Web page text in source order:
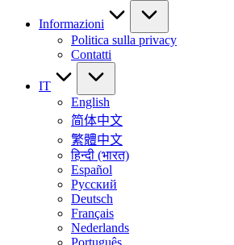
Informazioni
Politica sulla privacy
Contatti
IT
English
简体中文
繁體中文
हिन्दी (भारत)
Español
Русский
Deutsch
Français
Nederlands
Português